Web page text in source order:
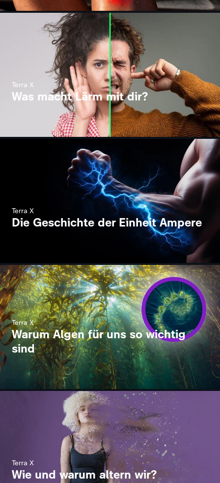
Terra X
Was macht Lärm mit dir?
Terra X
Die Geschichte der Einheit Ampere
Terra X
Warum Algen für uns so wichtig
sind
Terra X
Wie und warum altern wir?